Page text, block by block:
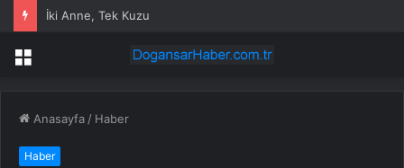
Angola’da Maden Göçüğünde 28 Kişi Hayatını Kaybetti
Menü
Anasayfa / Haber
Haber